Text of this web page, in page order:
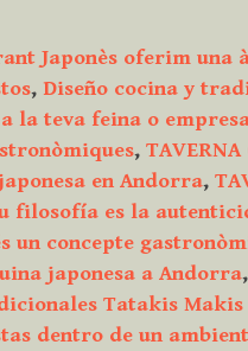
l’autèntic
menjar
japonès
i
fusió
de
cuina
mediterrània
i
tradicional
Japonès oferim
, Diseño cocina y
la teva feina o
,
en Andorra,
filosofía es la
un concepte
japonesa a Andorra,
Tatakis
dentro de un